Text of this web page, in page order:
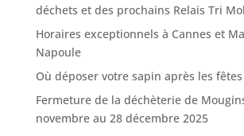
déchets et des prochains Relais Tri
Horaires exceptionnels à Cannes et
Napoule
Où déposer votre sapin après les fêtes
Fermeture de la déchèterie de
novembre au 28 décembre 2025